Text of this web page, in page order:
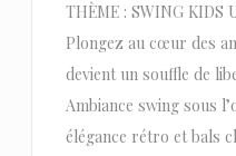
THÈME : SWING KIDS
Plongez au cœur des
devient un souffle de
Ambiance swing sous
élégance rétro et bals